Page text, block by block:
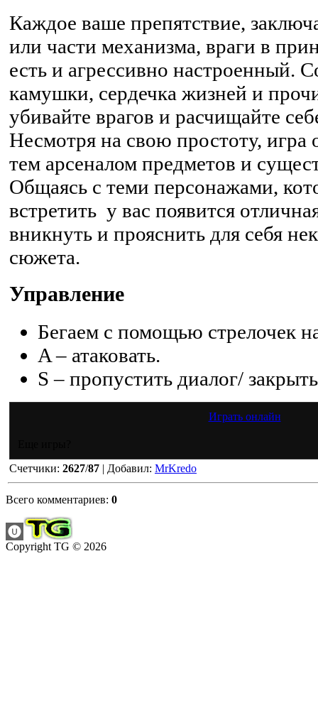
Каждое ваше препятствие,
или части механизма, враги в
есть и агрессивно настроенный.
камушки, сердечка жизней и
убивайте врагов и расчищайте
Несмотря на свою простоту, игра
тем арсеналом предметов и
Общаясь с теми персонажами,
встретить у вас появится
вникнуть и прояснить для себя
сюжета.
Управление
Бегаем с помощью стрелочек
A – атаковать.
S – пропустить диалог/
Играть онлайн
Счетчики: 2627/87 | Добавил: MrKredo
Всего комментариев: 0
Copyright TG © 2026